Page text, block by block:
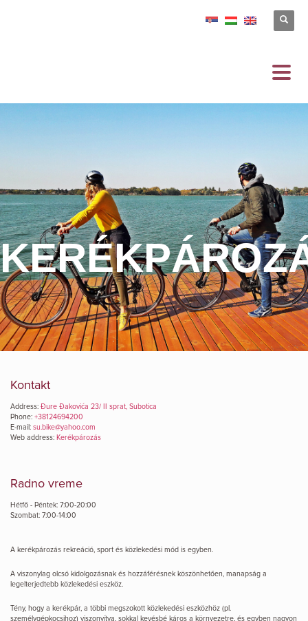
Kontakt
Address: Đure Đakovića 23/ II sprat, Subotica
Phone: +38124694200
E-mail: su.bike@yahoo.com
Web address: Kerékpározás
Radno vreme
Hétfő - Péntek: 7:00-20:00
Szombat: 7:00-14:00
A kerékpározás rekreáció, sport és közlekedési mód is egyben.
A viszonylag olcsó kidolgozásnak és hozzáférésnek köszönhetően, manapság a
legelterjedtebb közlekedési eszköz.
Tény, hogy a kerékpár, a többi megszokott közlekedési eszközhöz (pl.
személygépkocsihoz) viszonyítva, sokkal kevésbé káros a környezetre, és egyben nagyon